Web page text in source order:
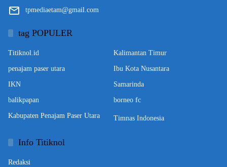
tpmediaetam@gmail.com
tag POPULER
Titiknol.id Kalimantan Timur
penajam paser utara Ibu Kota Nusantara
IKN Samarinda
balikpapan borneo fc
Kabupaten Penajam Paser Utara Timnas Indonesia
Info Titiknol
Redaksi